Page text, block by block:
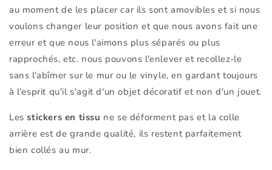
au moment de les placer car ils sont amovibles et si nous
voulons changer leur position et que nous avons fait une
erreur et que nous l'aimons plus séparés ou plus
rapprochés, etc. nous pouvons l'enlever et recollez-le
sans l'abîmer sur le mur ou le vinyle, en gardant toujours
à l'esprit qu'il s'agit d'un objet décoratif et non d'un jouet.
Lesstickers en tissu ne se déforment pas et la colle
arrière est de grande qualité, ils restent parfaitement
bien collés au mur.